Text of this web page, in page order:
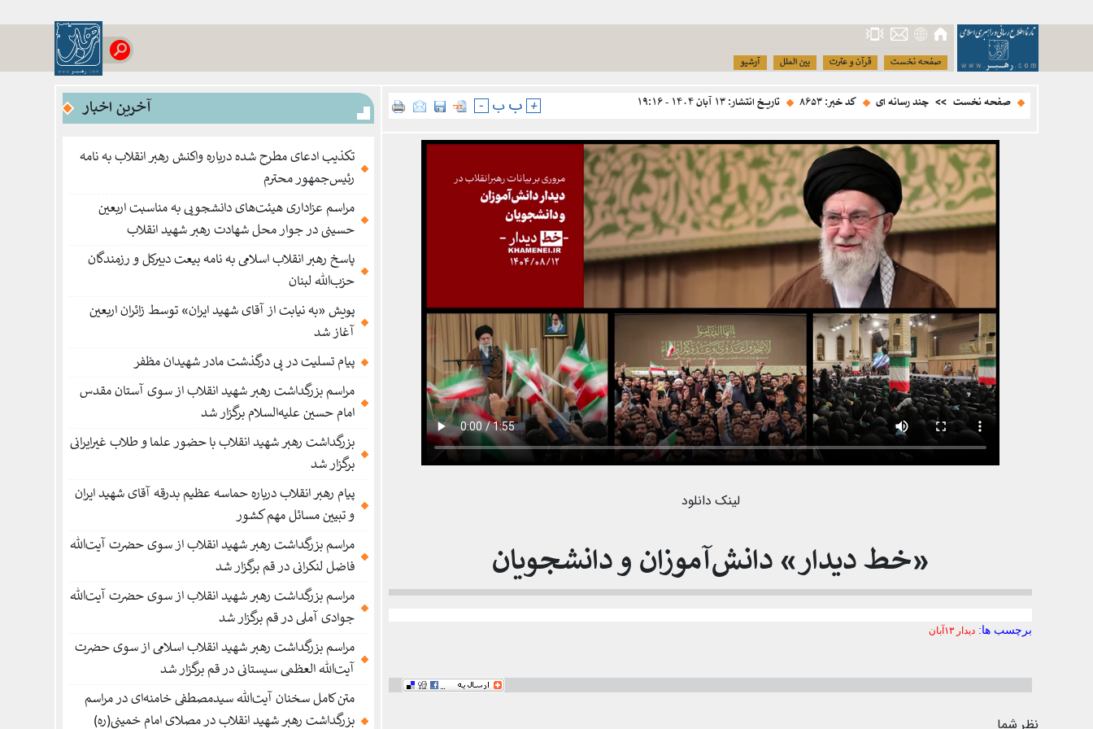
صفحه نخست قرآن و عترت بین الملل آرشیو
صفحه نخست >> چند رسانه ای کد خبر: ۸۶۵۳ تاریخ انتشار: ۱۳ آبان ۱۴۰۴ - ۱۹:۱۶ - ب ب +
لینک دانلود
«خط دیدار» دانش‌آموزان و دانشجویان
برچسب ها:دیدار ۱۳آبان
نظر شما
آخرین اخبار
تکذیب ادعای مطرح شده درباره واکنش رهبر انقلاب به نامه
رئیس‌جمهور محترم
مراسم عزاداری هیئت‌های دانشجویی به مناسبت اربعین
حسینی در جوار محل شهادت رهبر شهید انقلاب
پاسخ رهبر انقلاب اسلامی به نامه بیعت دبیرکل و رزمندگان
حزب‌الله لبنان
پویش «به نیابت از آقای شهید ایران» توسط زائران اربعین
آغاز شد
پیام تسلیت در پی درگذشت مادر شهیدان مظفر
مراسم بزرگداشت رهبر شهید انقلاب از سوی آستان مقدس
امام حسین علیه‌السلام برگزار شد
بزرگداشت رهبر شهید انقلاب با حضور علما و طلاب غیر‌‌‌ایرانی
برگزار شد
پیام رهبر انقلاب درباره حماسه عظیم بدرقه آقای شهید ایران
و تبیین مسائل مهم کشور
مراسم بزرگداشت رهبر شهید انقلاب از سوی حضرت آیت‌الله
فاضل لنکرانی در قم برگزار شد
مراسم بزرگداشت رهبر شهید انقلاب از سوی حضرت آیت‌الله
جوادی آملی در قم برگزار شد
مراسم بزرگداشت رهبر شهید انقلاب اسلامی از سوی حضرت
آیت‌الله العظمی سیستانی در قم برگزار شد
متن کامل سخنان آیت‌الله سیدمصطفی خامنه‌ای در مراسم
بزرگداشت رهبر شهید انقلاب در مصلای امام خمینی(ره)